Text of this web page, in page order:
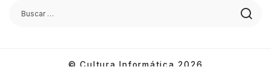
© Cultura Informática 2026